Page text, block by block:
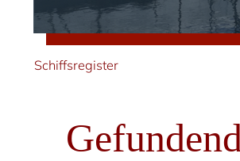
Schiffsregister